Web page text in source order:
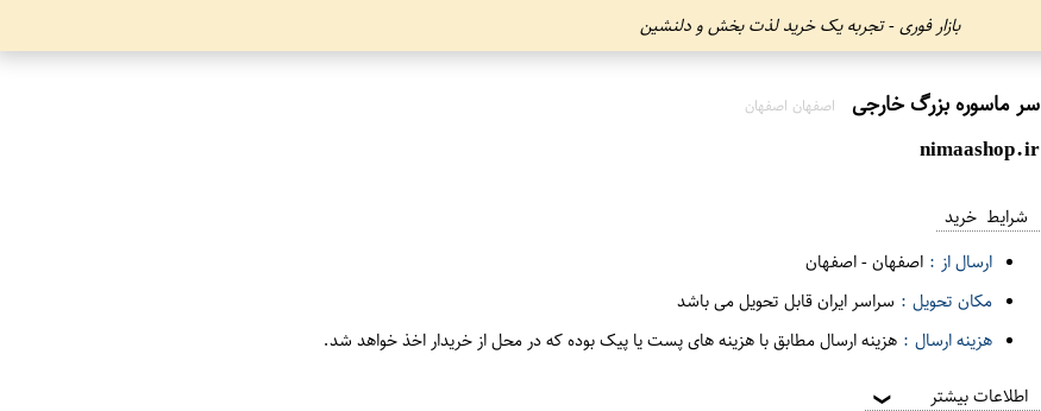
بازار فوری - تجربه یک خرید لذت بخش و دلنشین
سر ماسوره بزرگ خارجی اصفهان اصفهان
nimaashop.ir
شرایط خرید
ارسال از : اصفهان-اصفهان
مکان تحویل : سراسر ایران قابل تحویل می باشد
هزینه ارسال : هزینه ارسال مطابق با هزینه های پست یا پیک بوده که در محل از خریدار اخذ خواهد شد.
اطلاعات بیشتر ❯